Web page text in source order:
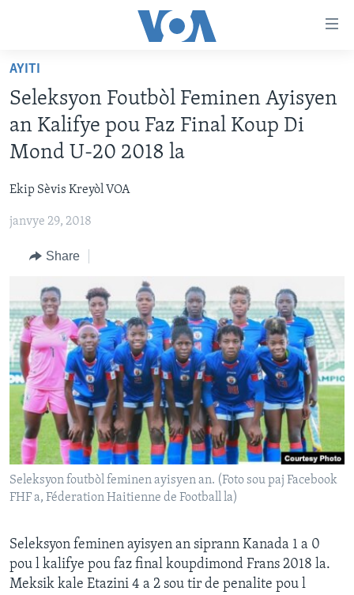
Skip
main
content
Skip
to
main
Navigation
Skip
Search
AYITI
LÈZETAZINI
AMERIK LATIN
VIDEO
FLASHPOINT IKRÈN
Learning English
SUIV NOU
Languages
AYITI
Seleksyon Foutbòl Feminen Ayisyen
an Kalifye pou Faz Final Koup Di
Mond U-20 2018 la
Ekip Sèvis Kreyòl VOA
janvye 29, 2018
Share
Seleksyon foutbòl feminen ayisyen an. (Foto sou paj Facebook
FHF a, Féderation Haitienne de Football la)
Seleksyon feminen ayisyen an siprann Kanada 1 a 0
pou l kalifye pou faz final koupdimond Frans 2018 la.
Meksik kale Etazini 4 a 2 sou tir de penalite pou l